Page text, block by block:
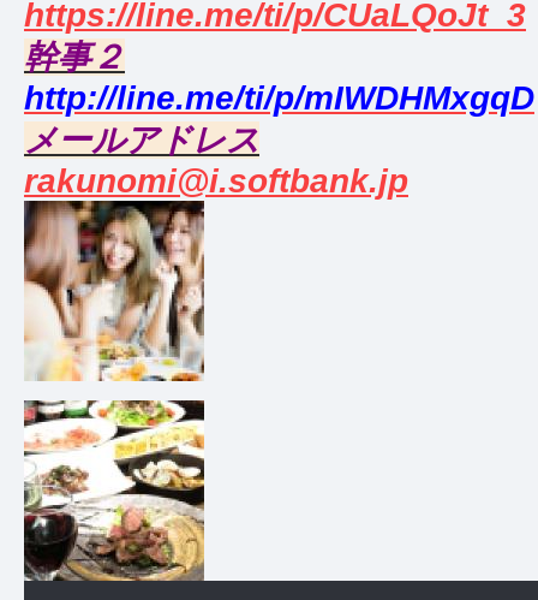
https://line.me/ti/p/CUaLQoJt_3
幹事２
http://line.me/ti/p/mIWDHMxgqD
メールアドレス
rakunomi@i.softbank.jp